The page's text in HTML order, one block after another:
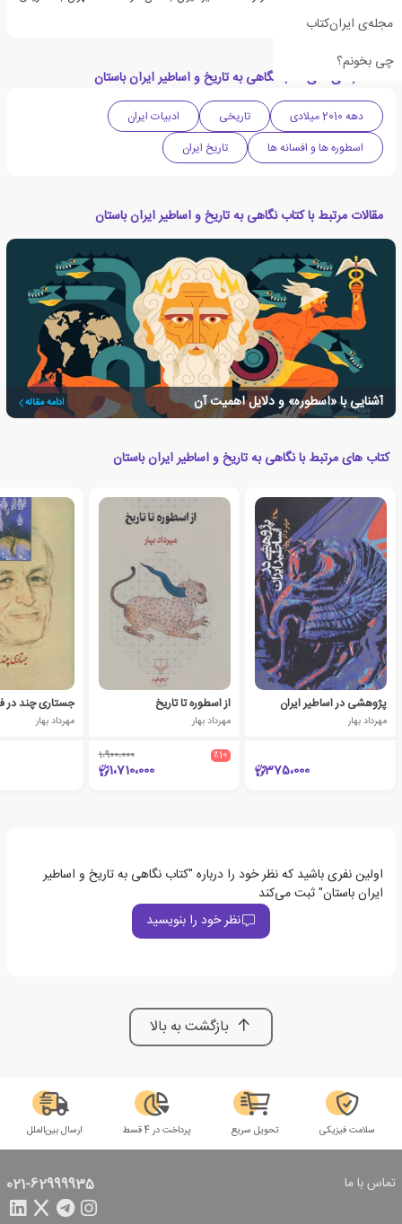
مجله‌ی ایران‌کتاب
چی بخونم؟
پرداخت.
دسته بندی های کتاب نگاهی به تاریخ و اساطیر ایران باستان
دهه 2010 میلادی تاریخی
ادبیات ایران
اسطوره ها و افسانه ها
تاریخ ایران
مقالات مرتبط با کتاب نگاهی به تاریخ و اساطیر ایران باستان
آشنایی با «اسطوره» و دلایل اهمیت آن ادامه مقاله
کتاب های مرتبط با نگاهی به تاریخ و اساطیر ایران باستان
پژوهشی در اساطیر ایران
مهرداد بهار
375،000
از اسطوره تا تاریخ
مهرداد بهار
٪10 1،900،000
1،710،000
جستاری چند در
مهرداد بهار
اولین نفری باشید که نظر خود را درباره "کتاب نگاهی به تاریخ و اساطیر
ایران باستان" ثبت می‌کند
نظر خود را بنویسید
بازگشت به بالا
سلامت فیزیکی تحویل سریع پرداخت در 4 قسط ارسال بین‌الملل
تماس با ما 021-62999935